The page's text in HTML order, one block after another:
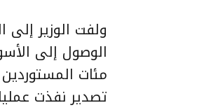
ولفت الوزير
الوصول إلى
مئات
تصدير نفذت